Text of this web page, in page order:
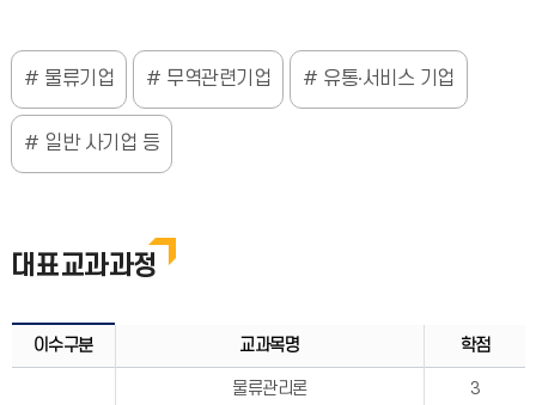
물류기업 무역관련기업 유통∙서비스 기업
일반 사기업 등
대표교과과정
이수구분 교과목명 학점
물류관리론 3